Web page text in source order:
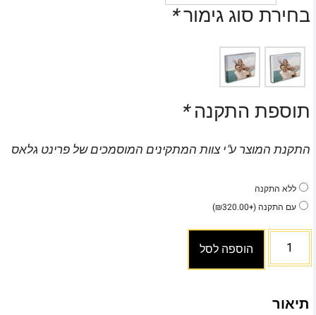
בחירת סוג גימור*
תוספת התקנה*
התקנת המוצר ע"י צוות המתקינים המוסמכים של פרינט גלאס
ללא התקנה
עם התקנה(+
₪320.00
)
הוספה לסל
תיאור